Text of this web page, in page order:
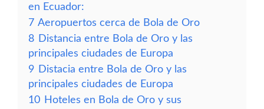
en Ecuador:
7 Aeropuertos cerca de Bola de Oro
8 Distancia entre Bola de Oro y las
principales ciudades de Europa
9 Distacia entre Bola de Oro y las
principales ciudades de Europa
10 Hoteles en Bola de Oro y sus